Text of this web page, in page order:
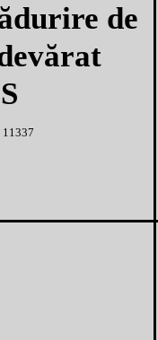
de
1 1337